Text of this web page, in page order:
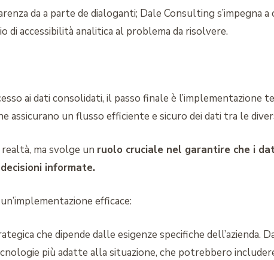
da a parte de dialoganti; Dale Consulting s’impegna a
accessibilità analitica al problema da risolvere.
ai dati consolidati, il passo finale è l’implementazione
un flusso efficiente e sicuro dei dati tra le
ma svolge un ruolo cruciale nel garantire che i
informate.
efficace:
che dipende dalle esigenze specifiche dell’azienda.
più adatte alla situazione, che potrebbero